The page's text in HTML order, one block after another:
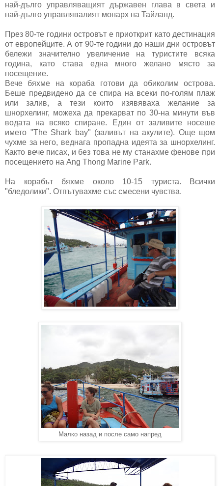
най-дълго управляващият държавен глава в света и
най-дълго управлявалият монарх на Тайланд.
През 80-те години островът е приоткрит като дестинация
от европейците. А от 90-те години до наши дни островът
бележи значително увеличение на туристите всяка
година, като става една много желано място за
посещение.
Вече бяхме на кораба готови да обиколим острова.
Беше предвидено да се спира на всеки по-голям плаж
или залив, а тези които изявяваха желание за
шнорхелинг, можеха да прекарват по 30-на минути във
водата на всяко спиране. Един от заливите носеше
името "The Shark bay" (заливът на акулите). Още щом
чухме за него, веднага пропадна идеята за шнорхелинг.
Както вече писах, и без това не му станахме фенове при
посещението на Ang Thong Marine Park.
На корабът бяхме около 10-15 туриста. Всички
"бледолики". Отпътувахме със смесени чувства.
Малко назад и после само напред